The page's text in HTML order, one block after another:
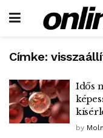
Címke:
Idős
by